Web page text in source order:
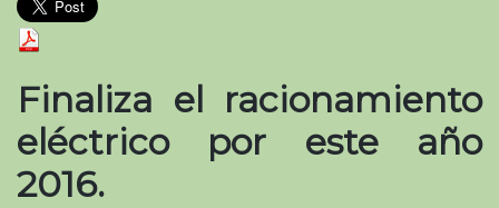
Finaliza el racionamiento
eléctrico por este año
2016.